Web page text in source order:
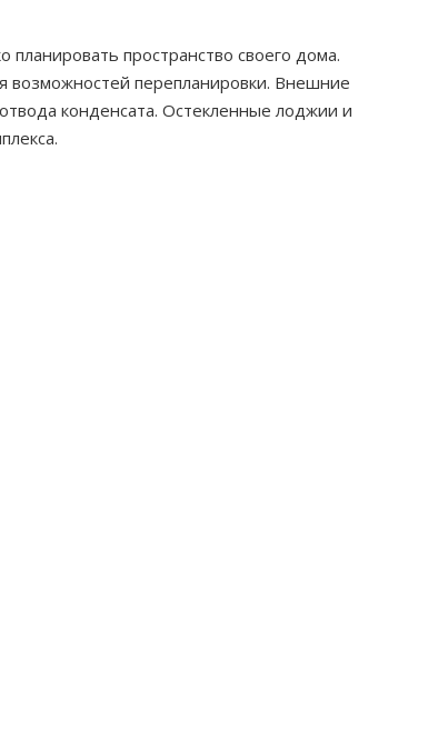
пространство своего дома.
возможностей перепланировки. Внешние
конденсата. Остекленные лоджии и